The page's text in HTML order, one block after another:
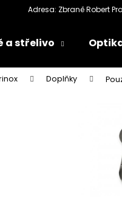
a střelivo
Doplňky
Co